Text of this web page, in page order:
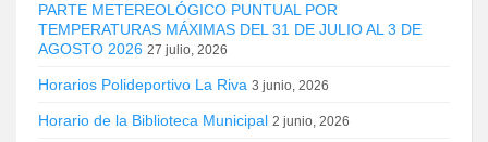
PARTE METEREOLÓGICO PUNTUAL POR
TEMPERATURAS MÁXIMAS DEL 31 DE JULIO AL 3 DE
AGOSTO 2026 27 julio, 2026
Horarios Polideportivo La Riva 3 junio, 2026
Horario de la Biblioteca Municipal 2 junio, 2026